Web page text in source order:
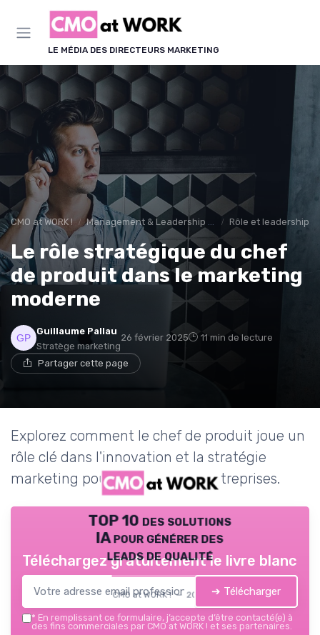
LE MÉDIA DES DIRECTEURS MARKETING
CMO at WORK ! Management & Leadership Marketing Rôle et leadership
Le rôle stratégique du chef
de produit dans le marketing
moderne
Guillaume Pallau
Stratège marketing
26 février 2025 11 min de lecture
Partager cette page
Explorez comment le chef de produit joue un
rôle clé dans l'innovation et la stratégie
marketing pour le succès des entreprises.
TOP 10 des solutions
IA pour générer des
leads de qualité
CMO at WORK ! — 2026
Téléchargez gratuitement le livre blanc
➔ Télécharger
* En remplissant ce formulaire, j’accepte d’être contacté(e) à
des fins commerciales par CMO at WORK ! et ses partenaires.
Panneau de gestion des cookies